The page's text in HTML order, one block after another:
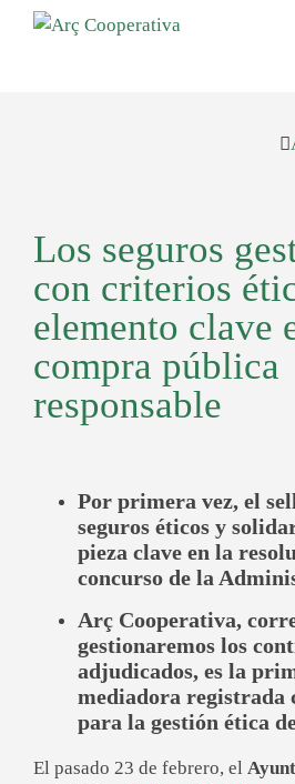
Los seguros
con criterios
elemento clave
compra pública
responsable
Por primera vez, el
seguros éticos y
pieza clave en la
concurso de la
Arç Cooperativa,
gestionaremos los
adjudicados, es la
mediadora registrada
para la gestión ética
El pasado 23 de febrero, el